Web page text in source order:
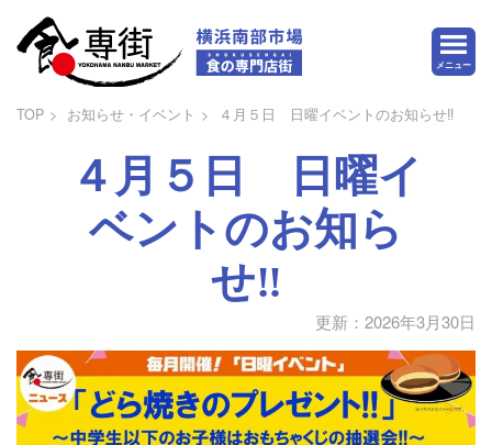
メニュー
TOP お知らせ・イベント ４月５日 日曜イベントのお知らせ‼
４月５日 日曜イ
ベントのお知ら
せ‼
更新：2026年3月30日